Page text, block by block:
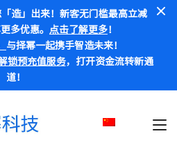
造」出来！新客无门槛最高立减
多优惠。 点击了解更多！
与择幂一起携手智造未来！
锁预充值服务，打开资金流转新通
道！